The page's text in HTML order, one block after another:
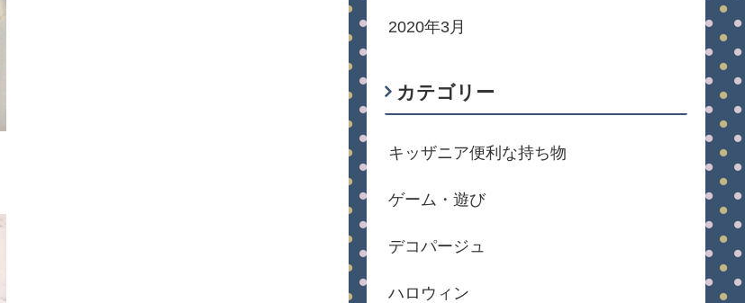
2020年3月
カテゴリー
キッザニア便利な持ち物
ゲーム・遊び
デコパージュ
ハロウィン